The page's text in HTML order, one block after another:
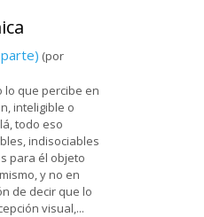
(por
lo que percibe en
inteligible o
todo eso
indisociables
para él objeto
y no en
de decir que lo
visual,...